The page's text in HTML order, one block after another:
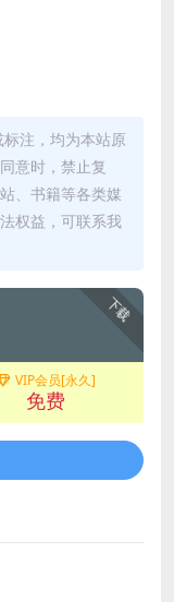
注，均为本站原
意时，禁止复
、书籍等各类媒
权益，可联系我
下载
VIP会员[永久]
免费